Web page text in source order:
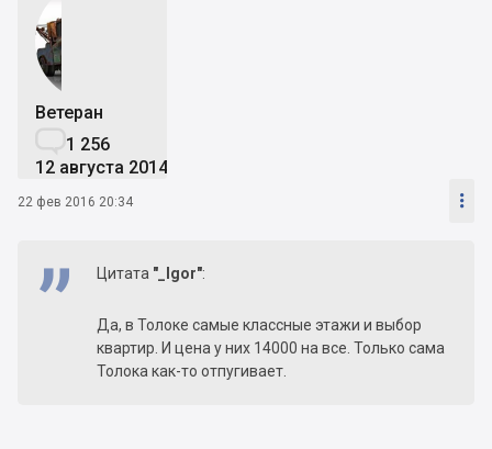
Ветеран
1 256
12 августа 2014
22 фев 2016 20:34 
Цитата "_Igor":
Да, в Толоке самые классные этажи и выбор
квартир. И цена у них 14000 на все. Только сама
Толока как-то отпугивает.